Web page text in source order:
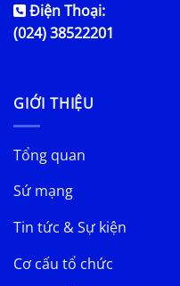
Điện Thoại:
(024) 38522201
GIỚI THIỆU
Tổng quan
Sứ mạng
Tin tức & Sự kiện
Cơ cấu tổ chức